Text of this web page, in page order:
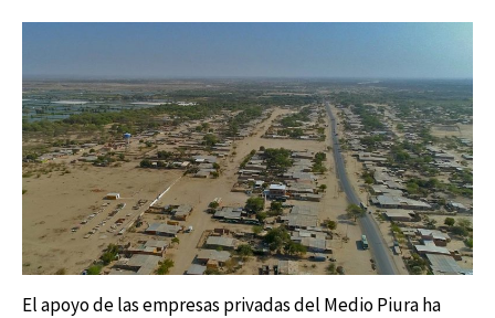
El apoyo de las empresas privadas del Medio Piura ha